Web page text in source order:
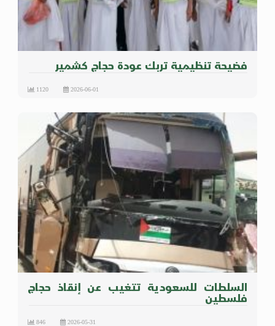
فضيحة تنظيمية تربك عودة حجاج كشمير
2026-06-01
1120
السلطات للسعودية تتغيب عن إنقاذ حجاج
فلسطين
2026-05-31
846